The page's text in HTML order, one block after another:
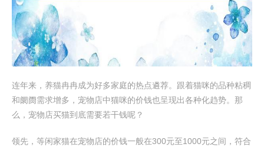
连年来，养猫冉冉成为好多家庭的热点遴荐。跟着猫咪的品种粘稠
和阛阓需求增多，宠物店中猫咪的价钱也呈现出各种化趋势。那
么，宠物店买猫到底需要若干钱呢？
领先，等闲家猫在宠物店的价钱一般在300元至1000元之间，符合